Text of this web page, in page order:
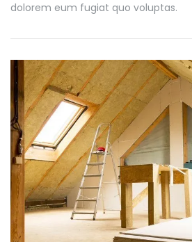
dolorem eum fugiat quo voluptas.